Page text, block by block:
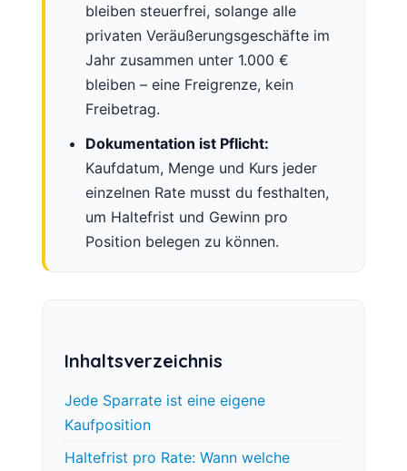
bleiben steuerfrei, solange alle
privaten Veräußerungsgeschäfte im
Jahr zusammen unter 1.000 €
bleiben – eine Freigrenze, kein
Freibetrag.
Dokumentation ist Pflicht:
Kaufdatum, Menge und Kurs jeder
einzelnen Rate musst du festhalten,
um Haltefrist und Gewinn pro
Position belegen zu können.
Inhaltsverzeichnis
Jede Sparrate ist eine eigene
Kaufposition
Haltefrist pro Rate: Wann welche